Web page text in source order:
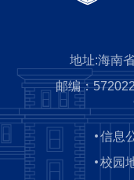
地址:海南
邮编：
信息
校园